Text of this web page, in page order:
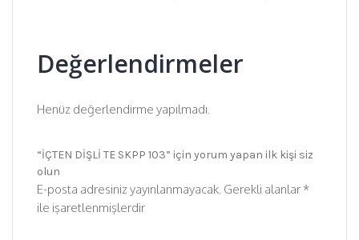
Değerlendirmeler
Henüz değerlendirme yapılmadı.
“İÇTEN DİŞLİ TE SKPP 103” için yorum yapan ilk kişi siz
olun
E-posta adresiniz yayınlanmayacak. Gerekli alanlar *
ile işaretlenmişlerdir